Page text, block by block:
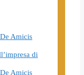
Amicis
di
Amicis